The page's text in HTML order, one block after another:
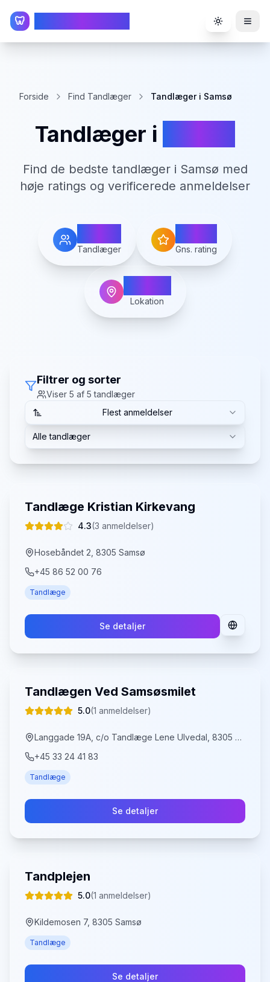
🦷 Toggle
Forside Find Tandlæger Tandlæger i Samsø
Tandlæger i
Find de bedste tandlæger i Samsø med
høje ratings og verificerede anmeldelser
Tandlæger Gns. rating
Samsø
Lokation
Filtrer og sorter
Viser 5 af 5 tandlæger
Flest anmeldelser
Alle tandlæger
Tandlæge Kristian Kirkevang
4.3(3 anmeldelser)
Hosebåndet 2, 8305 Samsø
+45 86 52 00 76
Tandlæge
Se detaljer
Tandlægen Ved Samsøsmilet
5.0(1 anmeldelser)
Langgade 19A, c/o Tandlæge Lene Ulvedal, 8305 Samsø
+45 33 24 41 83
Tandlæge
Se detaljer
Tandplejen
5.0(1 anmeldelser)
Kildemosen 7, 8305 Samsø
Tandlæge
Se detaljer